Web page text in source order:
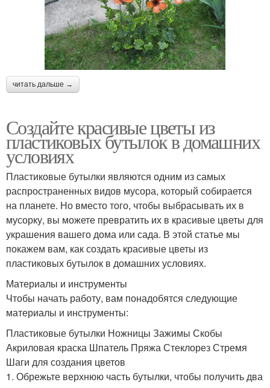
читать дальше →
Создайте красивые цветы из
пластиковых бутылок в домашних
условиях
Пластиковые бутылки являются одним из самых
распространенных видов мусора, который собирается
на планете. Но вместо того, чтобы выбрасывать их в
мусорку, вы можете превратить их в красивые цветы для
украшения вашего дома или сада. В этой статье мы
покажем вам, как создать красивые цветы из
пластиковых бутылок в домашних условиях.
Материалы и инструменты
Чтобы начать работу, вам понадобятся следующие
материалы и инструменты:
Пластиковые бутылки Ножницы Зажимы Скобы
Акриловая краска Шпатель Пряжа Стеклорез Стремя
Шаги для создания цветов
1. Обрежьте верхнюю часть бутылки, чтобы получить два